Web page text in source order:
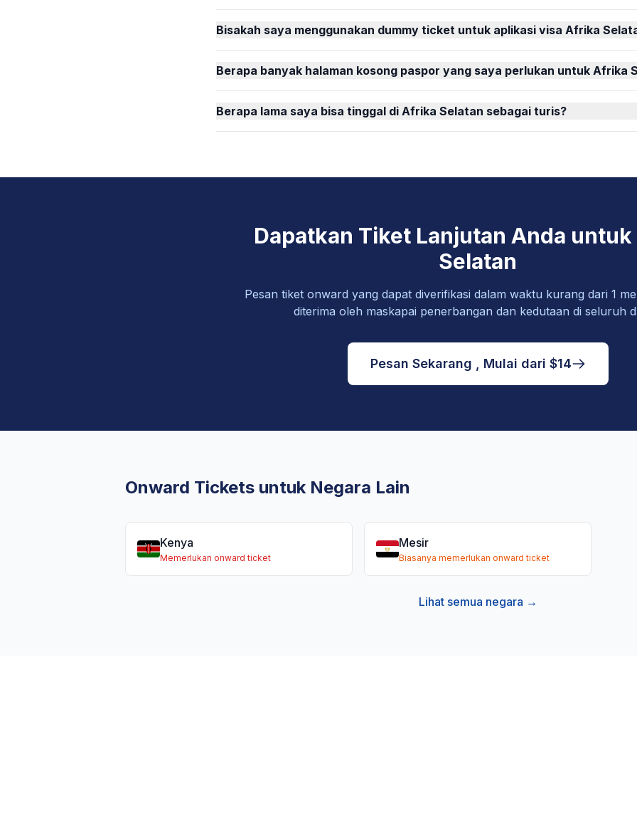
Bisakah saya menggunakan dummy ticket untuk aplikasi visa Afrika
Berapa banyak halaman kosong paspor yang saya perlukan untuk Afrika
Berapa lama saya bisa tinggal di Afrika Selatan sebagai turis?
Dapatkan Tiket Lanjutan Anda
Selatan
Pesan tiket onward yang dapat diverifikasi dalam waktu kurang dari 1
diterima oleh maskapai penerbangan dan kedutaan di seluruh
Pesan Sekarang , Mulai dari $14
Onward Tickets untuk Negara Lain
Kenya
Memerlukan onward ticket
Mesir
Biasanya memerlukan onward ticket
Lihat semua negara →